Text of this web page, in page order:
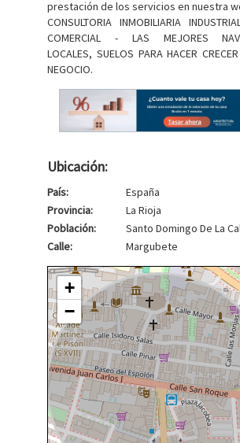
prestación de los servicios en nuestra
CONSULTORIA INMOBILIARIA
COMERCIAL - LAS MEJORES
LOCALES, SUELOS PARA HACER
NEGOCIO.
Ubicación:
País:
España
Provincia:
La Rioja
Población:
Santo Domingo De La
Calle:
Margubete
+
−